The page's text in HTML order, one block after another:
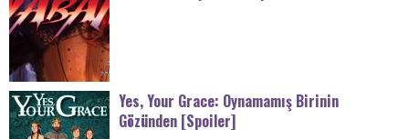
Yes, Your Grace: Oynamamış Birinin
Gözünden [Spoiler]